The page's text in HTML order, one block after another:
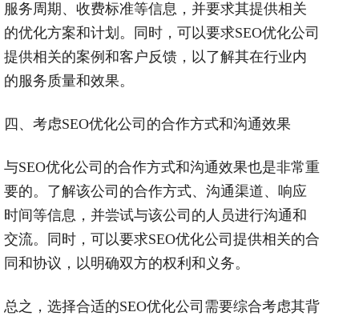
服务周期、收费标准等信息，并要求其提供相关
的优化方案和计划。同时，可以要求SEO优化公司
提供相关的案例和客户反馈，以了解其在行业内
的服务质量和效果。
四、考虑SEO优化公司的合作方式和沟通效果
与SEO优化公司的合作方式和沟通效果也是非常重
要的。了解该公司的合作方式、沟通渠道、响应
时间等信息，并尝试与该公司的人员进行沟通和
交流。同时，可以要求SEO优化公司提供相关的合
同和协议，以明确双方的权利和义务。
总之，选择合适的SEO优化公司需要综合考虑其背